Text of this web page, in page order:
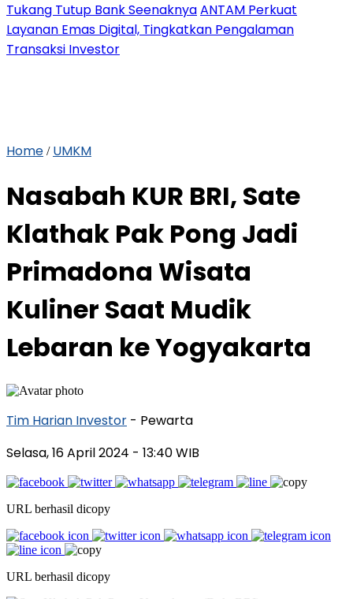
Tukang Tutup Bank SeenaknyaANTAM Perkuat
Layanan Emas Digital, Tingkatkan Pengalaman
Transaksi Investor
Home / UMKM
Nasabah KUR BRI, Sate
Klathak Pak Pong Jadi
Primadona Wisata
Kuliner Saat Mudik
Lebaran ke Yogyakarta
Tim Harian Investor - Pewarta
Selasa, 16 April 2024 - 13:40 WIB
URL berhasil dicopy
URL berhasil dicopy